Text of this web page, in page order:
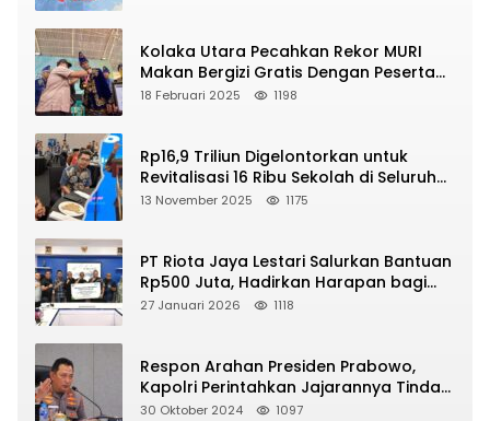
Kolaka Utara Pecahkan Rekor MURI
Makan Bergizi Gratis Dengan Peserta
Terbanyak
18 Februari 2025 1198
Rp16,9 Triliun Digelontorkan untuk
Revitalisasi 16 Ribu Sekolah di Seluruh
Indonesia
13 November 2025 1175
PT Riota Jaya Lestari Salurkan Bantuan
Rp500 Juta, Hadirkan Harapan bagi
Korban Bencana di Sumatera
27 Januari 2026 1118
Respon Arahan Presiden Prabowo,
Kapolri Perintahkan Jajarannya Tindak
Tegas Pelaku Judi Online
30 Oktober 2024 1097